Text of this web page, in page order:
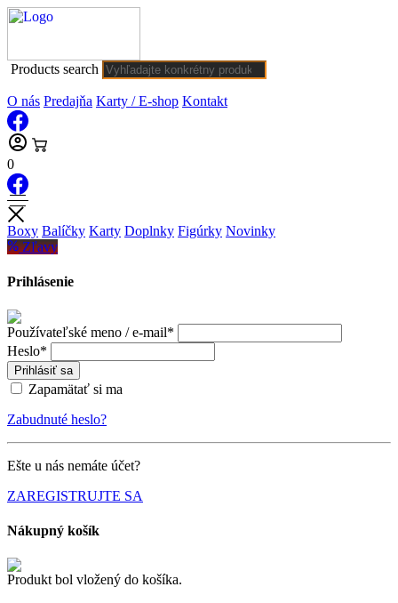
Products search
O nás Predajňa Karty / E-shop Kontakt
0
Boxy Balíčky Karty Doplnky Figúrky Novinky
Zľavy
Prihlásenie
Používateľské meno / e-mail*
Heslo*
Prihlásiť sa
Zapamätať si ma
Zabudnuté heslo?
Ešte u nás nemáte účet?
ZAREGISTRUJTE SA
Nákupný košík
Produkt bol vložený do košíka.